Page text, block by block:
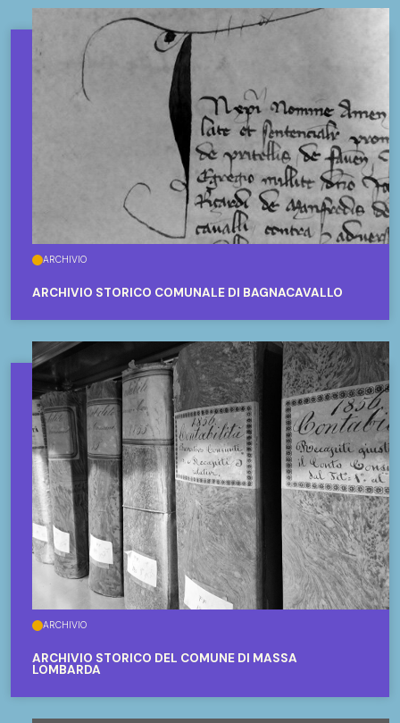
ARCHIVIO
ARCHIVIO STORICO COMUNALE DI BAGNACAVALLO
ARCHIVIO
ARCHIVIO STORICO DEL COMUNE DI MASSA
LOMBARDA